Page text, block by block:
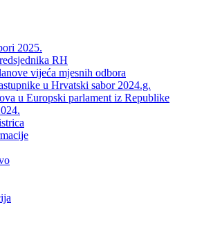
2025.
RH
vijeća mjesnih odbora
u Hrvatski sabor 2024.g.
u Europski parlament iz Republike